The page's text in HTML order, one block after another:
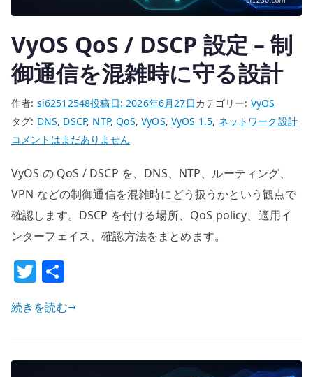
VyOS QoS / DSCP 設定 – 制
御通信を混雑時に守る設計
作者: si62512548投稿日:2026年6月27日カテゴリー: VyOS
タグ: DNS, DSCP, NTP,QoS,VyOS,VyOS 1.5, ネットワーク設計
VyOS
/
DSCP
設
定
制
御
通
を
コメントはまだありません
VyOS の QoS / DSCP を、DNS、NTP、ルーティング、
VPN などの制御通信を混雑時にどう扱うかという観点で
確認します。DSCP を付ける場所、QoS policy、適用イ
ンターフェイス、確認方法をまとめます。
T
w
it
te
r
続きを読む